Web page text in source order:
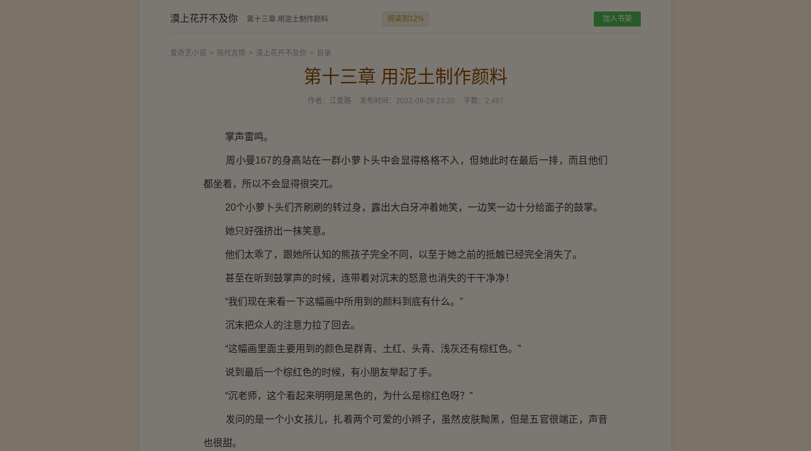
漠上花开不及你 第十三章 用泥土制作颜料 阅读到12% 加入书架
爱奇艺小说 > 现代言情 > 漠上花开不及你 > 目录
第十三章 用泥土制作颜料
作者： 江爱路 发布时间： 2022-09-29 23:20 字数： 2,497
掌声雷鸣。
周小曼167的身高站在一群小萝卜头中会显得格格不入，但她此时在最后一排，而且他们
都坐着，所以不会显得很突兀。
20个小萝卜头们齐刷刷的转过身，露出大白牙冲着她笑，一边笑一边十分给面子的鼓掌。
她只好强挤出一抹笑意。
他们太乖了，跟她所认知的熊孩子完全不同，以至于她之前的抵触已经完全消失了。
甚至在听到鼓掌声的时候，连带着对沉末的怒意也消失的干干净净！
“我们现在来看一下这幅画中所用到的颜料到底有什么。”
沉末把众人的注意力拉了回去。
“这幅画里面主要用到的颜色是群青、土红、头青、浅灰还有棕红色。”
说到最后一个棕红色的时候，有小朋友举起了手。
“沉老师，这个看起来明明是黑色的，为什么是棕红色呀？”
发问的是一个小女孩儿，扎着两个可爱的小辫子，虽然皮肤黝黑，但是五官很端正，声音
也很甜。